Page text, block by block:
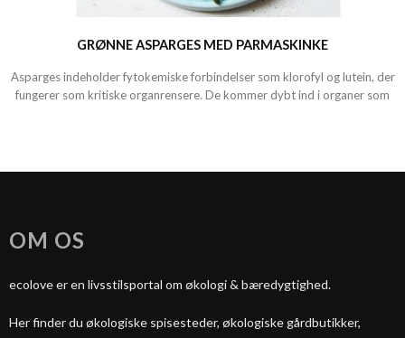
GRØNNE ASPARGES MED PARMASKINKE
Asparges indeholder fytokemiske forbindelser som klorofyl og lutein, der
fungerer som kritiske organrensere. De kommer dybt ind i organer som
OM OS
ecolove er en livsstilsportal om økologi & bæredygtighed.
Her finder du økologiske spisesteder, økologiske gårdbutikker,